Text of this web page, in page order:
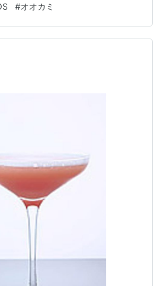
ン無視でした。「また言って
て思ってました。 そもそも父は無
はムッツリスケベと評されること
ら見てもズバリ「変人」。 この、
歌があるんです。流行りました
#オオカミ